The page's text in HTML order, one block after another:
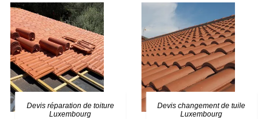
Devis réparation de toiture
Luxembourg
Devis changement de tuile
Luxembourg